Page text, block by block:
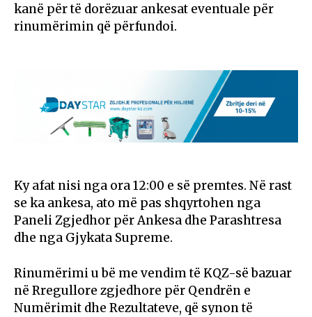
kanë për të dorëzuar ankesat eventuale për
rinumërimin që përfundoi.
Ky afat nisi nga ora 12:00 e së premtes. Në rast
se ka ankesa, ato më pas shqyrtohen nga
Paneli Zgjedhor për Ankesa dhe Parashtresa
dhe nga Gjykata Supreme.
Rinumërimi u bë me vendim të KQZ-së bazuar
në Rregullore zgjedhore për Qendrën e
Numërimit dhe Rezultateve, që synon të